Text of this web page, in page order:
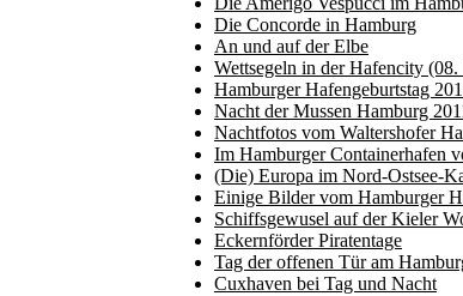
Die Concorde in Hamburg
An und auf der Elbe
Wettsegeln in der Hafencity (08.
Hamburger Hafengeburtstag
Nacht der Mussen Hamburg
Nachtfotos vom Waltershofer
Im Hamburger Containerhafen
(Die) Europa im Nord-Ostsee-
Einige Bilder vom Hamburger
Schiffsgewusel auf der Kieler
Eckernförder Piratentage
Tag der offenen Tür am
Cuxhaven bei Tag und Nacht